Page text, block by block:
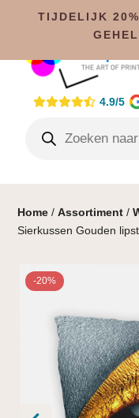
4.9/5
Home /Assortiment /
Sierkussen Gouden
-20%
TIJDELIJK